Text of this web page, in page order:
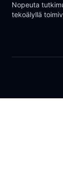
Nopeuta
tekoälyllä